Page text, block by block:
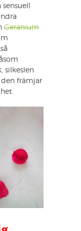
sensuell
Geranium
silkeslen
främjar